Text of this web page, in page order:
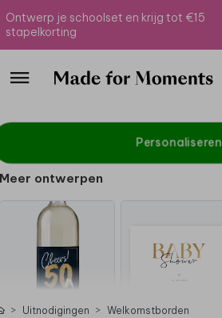
Ontwerp je schoolset en krijg tot €15
stapelkorting
Personaliseren
Meer ontwerpen
Uitnodigingen Welkomstborden